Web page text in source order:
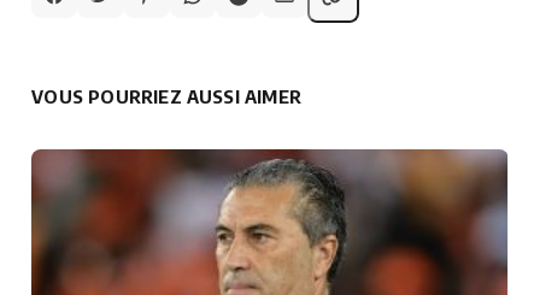
VOUS POURRIEZ AUSSI AIMER